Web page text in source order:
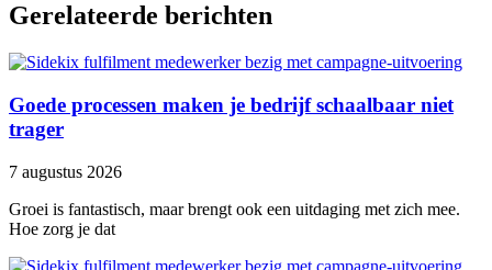
Gerelateerde berichten
Goede processen maken je bedrijf schaalbaar niet
trager
7 augustus 2026
Groei is fantastisch, maar brengt ook een uitdaging met zich mee.
Hoe zorg je dat